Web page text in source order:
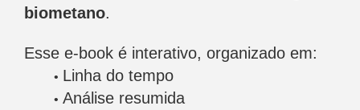
biometano.
Esse e-book é interativo, organizado em:
Linha do tempo
Análise resumida